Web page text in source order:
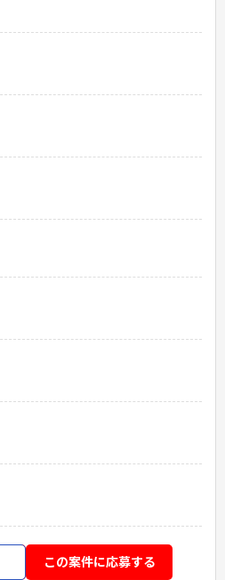
この案件に応募する